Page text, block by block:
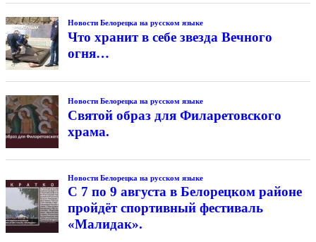
Новости Белорецка на русском языке
Что хранит в себе звезда Вечного
огня…
Новости Белорецка на русском языке
Святой образ для Филаретовского
храма.
Новости Белорецка на русском языке
С 7 по 9 августа в Белорецком районе
пройдёт спортивный фестиваль
«Малидак».